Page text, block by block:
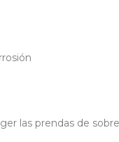
las prendas de